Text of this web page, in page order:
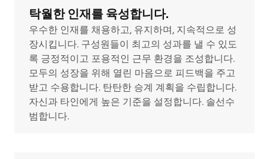
탁월한 인재를 육성합니다.
우수한 인재를 채용하고, 유지하며, 지속적으로 성
장시킵니다. 구성원들이 최고의 성과를 낼 수 있도
록 긍정적이고 포용적인 근무 환경을 조성합니다.
모두의 성장을 위해 열린 마음으로 피드백을 주고
받고 수용합니다. 탄탄한 승계 계획을 수립합니다.
자신과 타인에게 높은 기준을 설정합니다. 솔선수
범합니다.